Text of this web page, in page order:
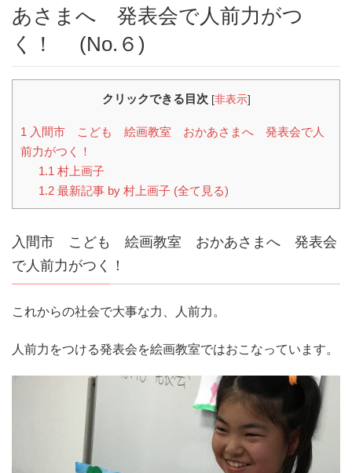
あさまへ 発表会で人前力がつ
く！ (No.６)
クリックできる目次 [非表示]
1 入間市 こども 絵画教室 おかあさまへ 発表会で人
前力がつく！
1.1 村上画子
1.2最新記事 by 村上画子 (全て見る)
入間市 こども 絵画教室 おかあさまへ 発表会
で人前力がつく！
これからの社会で大事な力、人前力。
人前力をつける発表会を絵画教室ではおこなっています。